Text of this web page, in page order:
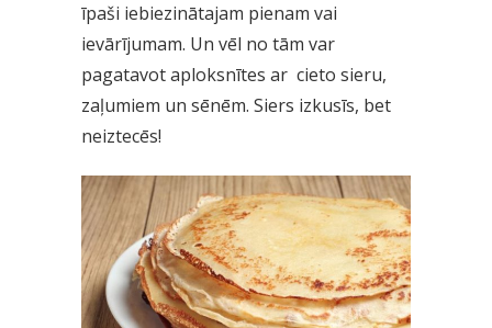
īpaši iebiezinātajam pienam vai
ievārījumam. Un vēl no tām var
pagatavot aploksnītes ar cieto sieru,
zaļumiem un sēnēm. Siers izkusīs, bet
neiztecēs!